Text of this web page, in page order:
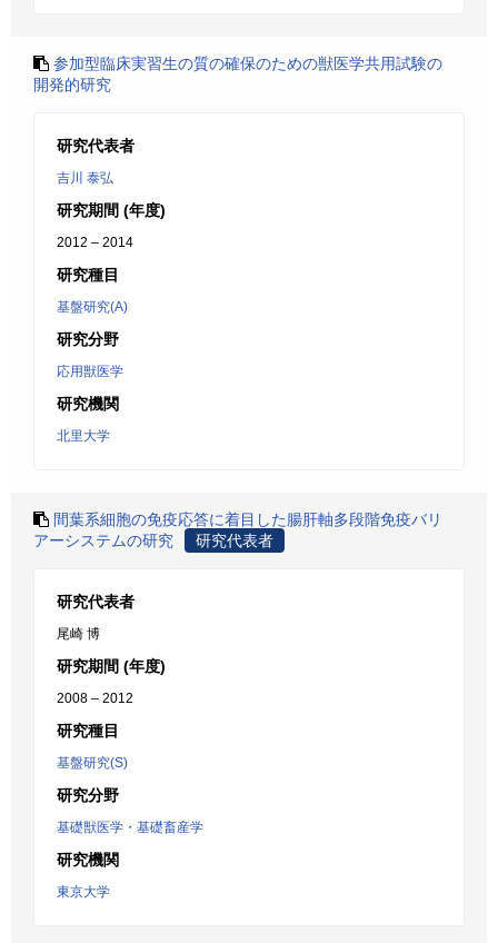
参加型臨床実習生の質の確保のための獣医学共用試験の
開発的研究
研究代表者
吉川 泰弘
研究期間 (年度)
2012 – 2014
研究種目
基盤研究(A)
研究分野
応用獣医学
研究機関
北里大学
間葉系細胞の免疫応答に着目した腸肝軸多段階免疫バリ
アーシステムの研究
研究代表者
研究代表者
尾崎 博
研究期間 (年度)
2008 – 2012
研究種目
基盤研究(S)
研究分野
基礎獣医学・基礎畜産学
研究機関
東京大学